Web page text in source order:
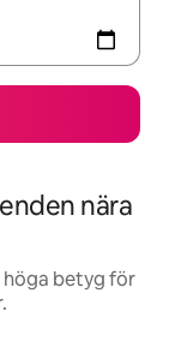
nära
höga betyg för